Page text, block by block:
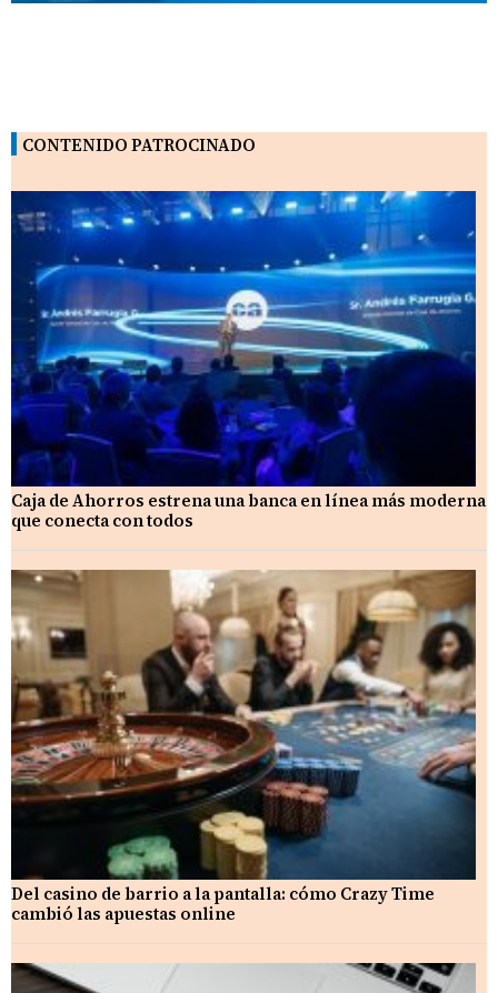
CONTENIDO PATROCINADO
Caja de Ahorros estrena una banca en línea más moderna
que conecta con todos
Del casino de barrio a la pantalla: cómo Crazy Time
cambió las apuestas online